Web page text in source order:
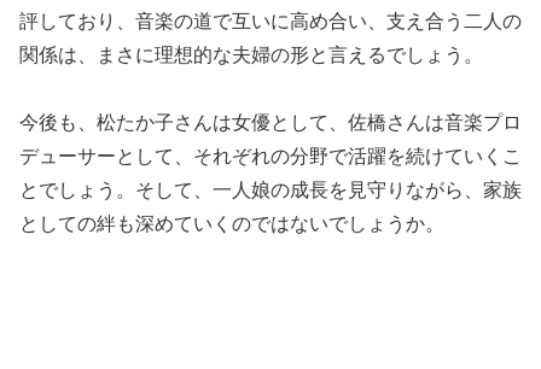
評しており、音楽の道で互いに高め合い、支え合う二人の
関係は、まさに理想的な夫婦の形と言えるでしょう。
今後も、松たか子さんは女優として、佐橋さんは音楽プロ
デューサーとして、それぞれの分野で活躍を続けていくこ
とでしょう。そして、一人娘の成長を見守りながら、家族
としての絆も深めていくのではないでしょうか。